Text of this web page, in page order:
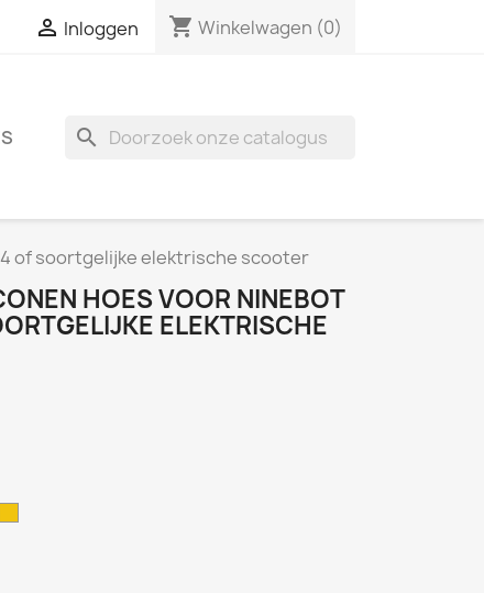
 Inloggen shopping_cart Winkelwagen (0)
search
of soortgelijke elektrische scooter
HOES VOOR NINEBOT
ELEKTRISCHE